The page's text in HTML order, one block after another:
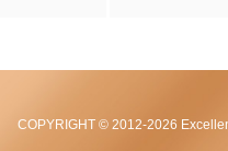
COPYRIGHT © 2012-2026